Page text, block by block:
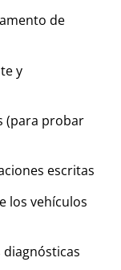
de
y
(para probar
escritas
los vehículos